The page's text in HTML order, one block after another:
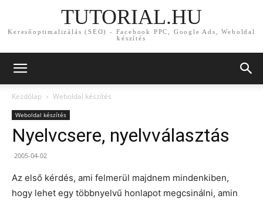
TUTORIAL.HU
Keresőoptimalizálás (SEO) - Facebook PPC, Google Ads, Weboldal
készítés
Kezdőlap Weboldal készítés
Weboldal készítés
Nyelvcsere, nyelvválasztás
2005-04-02
Az első kérdés, ami felmerül majdnem mindenkiben,
hogy lehet egy többnyelvű honlapot megcsinálni, amin